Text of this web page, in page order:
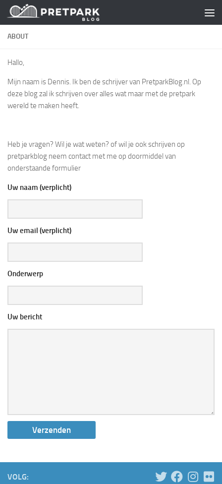
Skip to content
ABOUT
Hallo,
Mijn naam is Dennis. Ik ben de schrijver van PretparkBlog.nl. Op
deze blog zal ik schrijven over alles wat maar met de pretpark
wereld te maken heeft.
Heb je vragen? Wil je wat weten? of wil je ook schrijven op
pretparkblog neem contact met me op doormiddel van
onderstaande formulier
Uw naam (verplicht)
Uw email (verplicht)
Onderwerp
Uw bericht
VOLG: